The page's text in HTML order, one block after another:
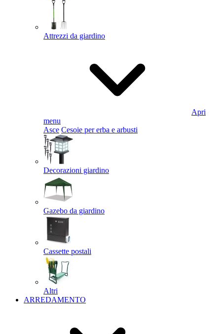
Attrezzi da giardino
Apri
menu
Asce Cesoie per erba e arbusti
Decorazioni giardino
Gazebo da giardino
Cassette postali
Altri
ARREDAMENTO